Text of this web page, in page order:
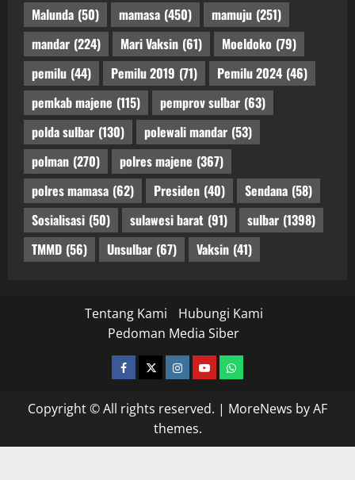
Malunda (50) mamasa (450) mamuju (251)
mandar (224) Mari Vaksin (61) Moeldoko (79)
pemilu (44) Pemilu 2019 (71) Pemilu 2024 (46)
pemkab majene (115) pemprov sulbar (63)
polda sulbar (130) polewali mandar (53)
polman (270) polres majene (367)
polres mamasa (62) Presiden (40) Sendana (58)
Sosialisasi (50) sulawesi barat (91) sulbar (1398)
TMMD (56) Unsulbar (67) Vaksin (41)
Tentang Kami
Hubungi Kami
Pedoman Media Siber
facebooktwitterinstagram.com
youtubewhatsapp
Copyright © All rights reserved. | MoreNews by AF
themes.